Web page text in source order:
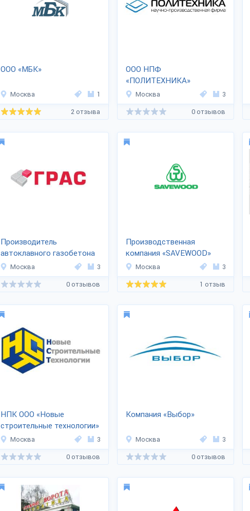
ООО «МБК»
Москва 1
2 отзыва
ООО НПФ
«ПОЛИТЕХНИКА»
Москва 3
0 отзывов
Производитель
автоклавного газобетона
«ГРАС»
Москва 3
0 отзывов
Производственная
компания «SAVEWOOD»
Москва 3
1 отзыв
НПК ООО «Новые
строительные технологии»
Москва 3
0 отзывов
Компания «Выбор»
Москва 3
0 отзывов